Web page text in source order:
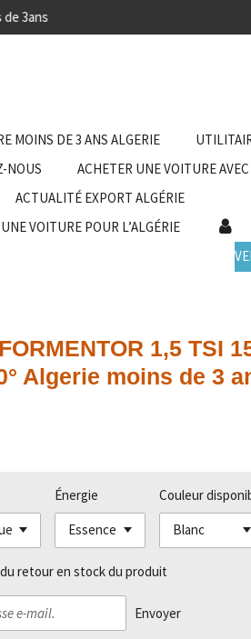
3ans
MOINS DE 3 ANS ALGERIE
NOUS
ACHETER UNE VOITURE
ACTUALITÉ EXPORT ALGÉRIE
VOITURE POUR L’ALGÉRIE
1,5 TSI
Algerie moins de 3
Énergie Couleur
retour en stock du produit
Envoyer